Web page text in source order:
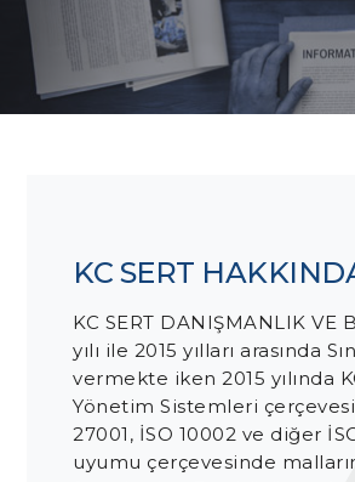
KC SERT
KC SERT DANIŞMANLIK VE
yılı ile 2015 yılları
vermekte iken 2015 yılında
Yönetim Sistemleri
27001, İSO 10002 ve diğer
uyumu çerçevesinde